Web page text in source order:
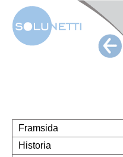
Framsida
Historia